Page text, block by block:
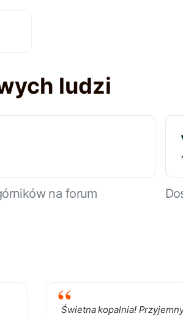
ludzi
na forum
Świetna kopalnia!